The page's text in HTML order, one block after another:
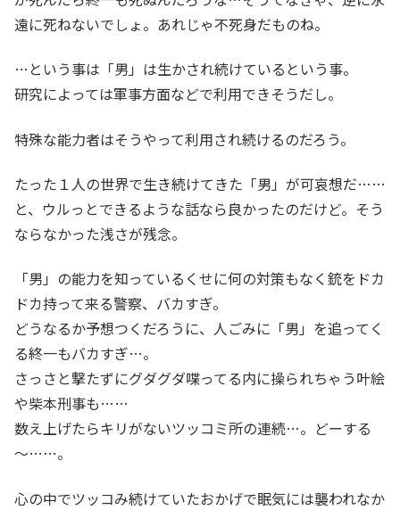
遠に死ねないでしょ。あれじゃ不死身だものね。
…という事は「男」は生かされ続けているという事。
研究によっては軍事方面などで利用できそうだし。
特殊な能力者はそうやって利用され続けるのだろう。
たった１人の世界で生き続けてきた「男」が可哀想だ……
と、ウルっとできるような話なら良かったのだけど。そう
ならなかった浅さが残念。
「男」の能力を知っているくせに何の対策もなく銃をドカ
ドカ持って来る警察、バカすぎ。
どうなるか予想つくだろうに、人ごみに「男」を追ってく
る終一もバカすぎ…。
さっさと撃たずにグダグダ喋ってる内に操られちゃう叶絵
や柴本刑事も……
数え上げたらキリがないツッコミ所の連続…。どーする
～……。
心の中でツッコみ続けていたおかげで眠気には襲われなか